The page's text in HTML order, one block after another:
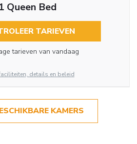
1 Queen Bed
TARIEVEN
tarieven van vandaag
details en beleid
KAMERS